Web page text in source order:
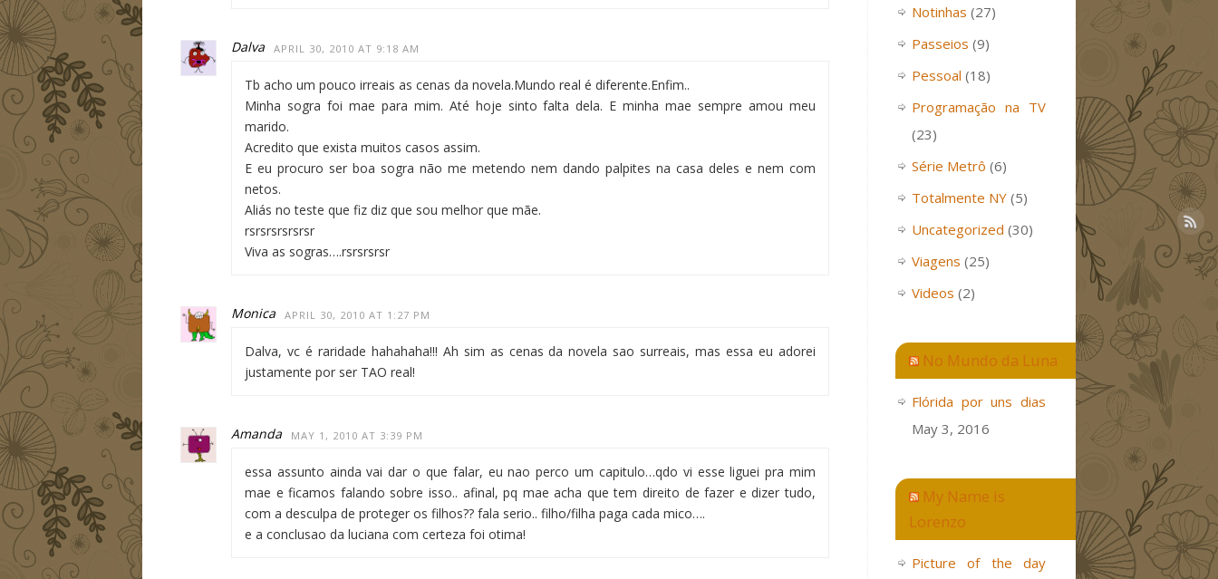
Dalva APRIL 30, 2010 AT 9:18 AM
Tb acho um pouco irreais as cenas da novela.Mundo real é diferente.Enfim..
Minha sogra foi mae para mim. Até hoje sinto falta dela. E minha mae sempre amou meu
marido.
Acredito que exista muitos casos assim.
E eu procuro ser boa sogra não me metendo nem dando palpites na casa deles e nem com
netos.
Aliás no teste que fiz diz que sou melhor que mãe.
rsrsrsrsrsrsr
Viva as sogras….rsrsrsrsr
Monica APRIL 30, 2010 AT 1:27 PM
Dalva, vc é raridade hahahaha!!! Ah sim as cenas da novela sao surreais, mas essa eu adorei
justamente por ser TAO real!
Amanda MAY 1, 2010 AT 3:39 PM
essa assunto ainda vai dar o que falar, eu nao perco um capitulo…qdo vi esse liguei pra mim
mae e ficamos falando sobre isso.. afinal, pq mae acha que tem direito de fazer e dizer tudo,
com a desculpa de proteger os filhos?? fala serio.. filho/filha paga cada mico….
e a conclusao da luciana com certeza foi otima!
Notinhas (27)
Passeios (9)
Pessoal (18)
Programação na TV
(23)
Série Metrô (6)
Totalmente NY (5)
Uncategorized (30)
Viagens (25)
Videos (2)
No Mundo da Luna
Flórida por uns dias
May 3, 2016
My Name is
Lorenzo
Picture of the day